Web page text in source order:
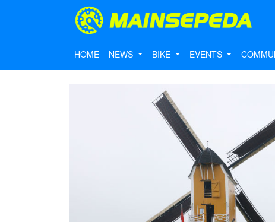
HOME NEWS BIKE EVENTS